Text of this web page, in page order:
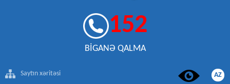
152
BİGANƏ QALMA
Saytın xəritəsi AZ